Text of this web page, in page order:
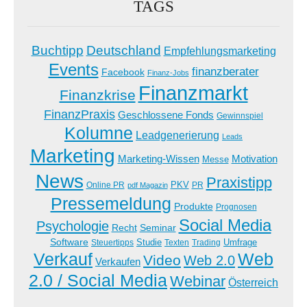
TAGS
Buchtipp Deutschland Empfehlungsmarketing
Events Facebook Finanz-Jobs finanzberater
Finanzkrise Finanzmarkt
FinanzPraxis Geschlossene Fonds Gewinnspiel
Kolumne Leadgenerierung Leads
Marketing Marketing-Wissen Messe Motivation
News Online PR pdf Magazin PKV PR Praxistipp
Pressemeldung Produkte Prognosen
Psychologie Recht Seminar Social Media
Software Steuertipps Studie Texten Trading Umfrage
Verkauf Verkaufen Video Web 2.0Web
2.0 / Social MediaWebinar Österreich